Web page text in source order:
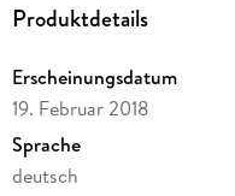
Produktdetails
Erscheinungsdatum
19. Februar 2018
Sprache
deutsch